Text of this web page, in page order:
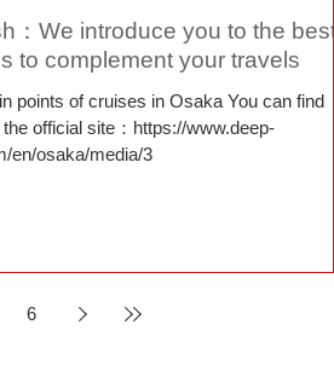
：We introduce you to the best
to complement your travels
points of cruises in Osaka You can find
the official site：https://www.deep-
en/osaka/media/3
6